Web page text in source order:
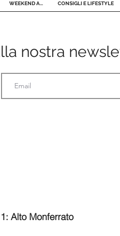
nostra
Alto Monferrato
WEEKEND A... CONSIGLI E LIFESTYLE